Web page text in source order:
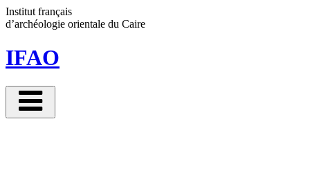
Institut français
d’archéologie orientale du Caire
IFAO
Panneau de gestion des cookies